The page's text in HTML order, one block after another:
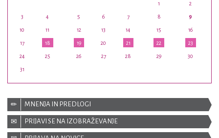
1 2
3 4 5 6 7 8 9
10 11 12 13 14 15 16
17 18 19 20 21 22 23
24 25 26 27 28 29 30
31
MNENJA IN PREDLOGI
PRIJAVI SE NA IZOBRAŽEVANJE